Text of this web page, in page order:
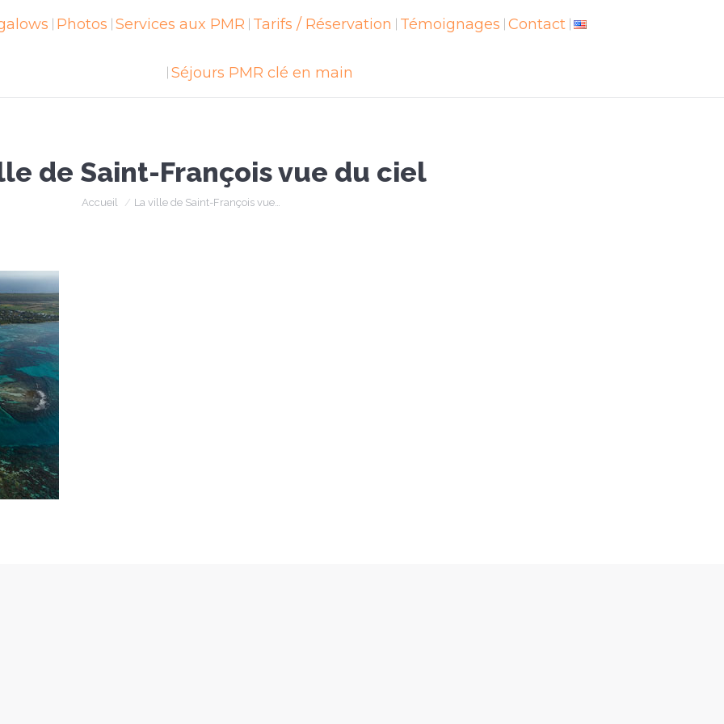
Photos Services aux PMR Tarifs / Réservation Témoignages Contact
Séjours PMR clé en main
de Saint-François vue du ciel
Vous êtes ici :
Accueil La ville de Saint-François vue…
Photos Services aux PMR Tarifs / Réservation Témoignages Contact
Séjours PMR clé en main